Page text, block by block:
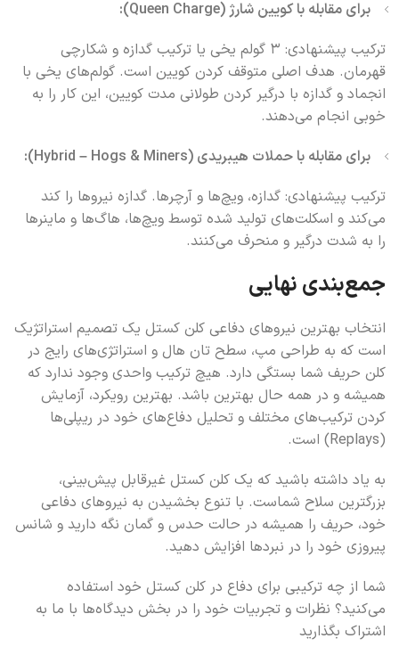
برای مقابله با کویین شارژ (Queen Charge):
ترکیب پیشنهادی: ۳ گولم یخی یا ترکیب گدازه و شکارچی
قهرمان. هدف اصلی متوقف کردن کویین است. گولم‌های یخی با
انجماد و گدازه با درگیر کردن طولانی مدت کویین، این کار را به
خوبی انجام می‌دهند.
برای مقابله با حملات هیبریدی (Hybrid – Hogs & Miners):
ترکیب پیشنهادی: گدازه، ویچ‌ها و آرچرها. گدازه نیروها را کند
می‌کند و اسکلت‌های تولید شده توسط ویچ‌ها، هاگ‌ها و ماینرها
را به شدت درگیر و منحرف می‌کنند.
جمع‌بندی نهایی
انتخاب بهترین نیروهای دفاعی کلن کستل یک تصمیم استراتژیک
است که به طراحی مپ، سطح تان هال و استراتژی‌های رایج در
کلن حریف شما بستگی دارد. هیچ ترکیب واحدی وجود ندارد که
همیشه و در همه حال بهترین باشد. بهترین رویکرد، آزمایش
کردن ترکیب‌های مختلف و تحلیل دفاع‌های خود در ریپلی‌ها
(Replays) است.
به یاد داشته باشید که یک کلن کستل غیرقابل پیش‌بینی،
بزرگترین سلاح شماست. با تنوع بخشیدن به نیروهای دفاعی
خود، حریف را همیشه در حالت حدس و گمان نگه دارید و شانس
پیروزی خود را در نبردها افزایش دهید.
شما از چه ترکیبی برای دفاع در کلن کستل خود استفاده
می‌کنید؟ نظرات و تجربیات خود را در بخش دیدگاه‌ها با ما به
اشتراک بگذارید